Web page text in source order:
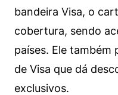
bandeira Visa, o
cobertura, sendo
países. Ele
de Visa que dá
exclusivos.